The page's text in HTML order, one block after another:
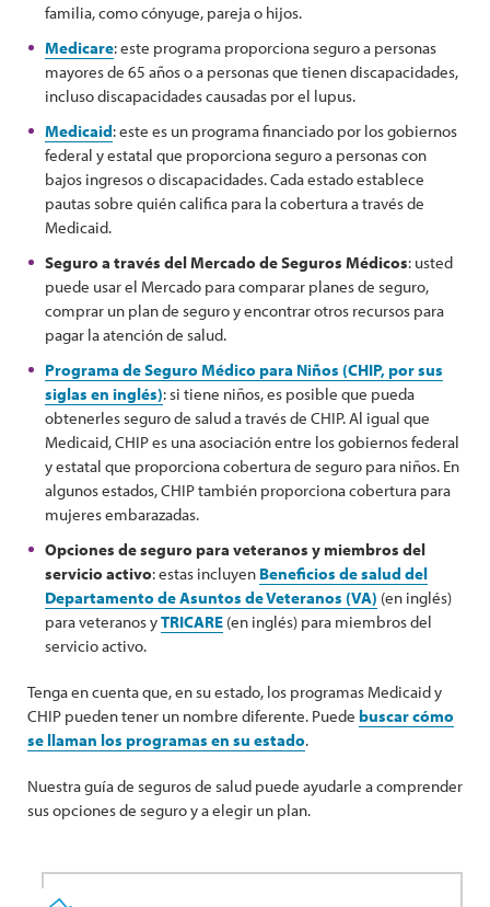
familia, como cónyuge, pareja o hijos.
Medicare: este programa proporciona seguro a personas
mayores de 65 años o a personas que tienen discapacidades,
incluso discapacidades causadas por el lupus.
Medicaid: este es un programa financiado por los gobiernos
federal y estatal que proporciona seguro a personas con
bajos ingresos o discapacidades. Cada estado establece
pautas sobre quién califica para la cobertura a través de
Medicaid.
Seguro a través del Mercado de Seguros Médicos: usted
puede usar el Mercado para comparar planes de seguro,
comprar un plan de seguro y encontrar otros recursos para
pagar la atención de salud.
Programa de Seguro Médico para Niños (CHIP, por sus
siglas en inglés): si tiene niños, es posible que pueda
obtenerles seguro de salud a través de CHIP. Al igual que
Medicaid, CHIP es una asociación entre los gobiernos federal
y estatal que proporciona cobertura de seguro para niños. En
algunos estados, CHIP también proporciona cobertura para
mujeres embarazadas.
Opciones de seguro para veteranos y miembros del
servicio activo: estas incluyen Beneficios de salud del
Departamento de Asuntos de Veteranos (VA) (en inglés)
para veteranos yTRICARE (en inglés) para miembros del
servicio activo.
Tenga en cuenta que, en su estado, los programas Medicaid y
CHIP pueden tener un nombre diferente. Puede buscar cómo
se llaman los programas en su estado.
Nuestra guía de seguros de salud puede ayudarle a comprender
sus opciones de seguro y a elegir un plan.